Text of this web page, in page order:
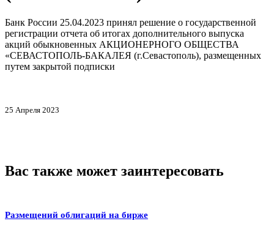
Банк России 25.04.2023 принял решение о государственной
регистрации отчета об итогах дополнительного выпуска
акций обыкновенных АКЦИОНЕРНОГО ОБЩЕСТВА
«СЕВАСТОПОЛЬ-БАКАЛЕЯ (г.Севастополь), размещенных
путем закрытой подписки
25 Апреля 2023
Вас также может заинтересовать
Размещений облигаций на бирже